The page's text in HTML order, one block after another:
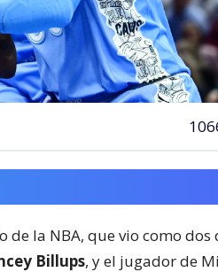
la NBA, que vio como dos
Billups, y el jugador de